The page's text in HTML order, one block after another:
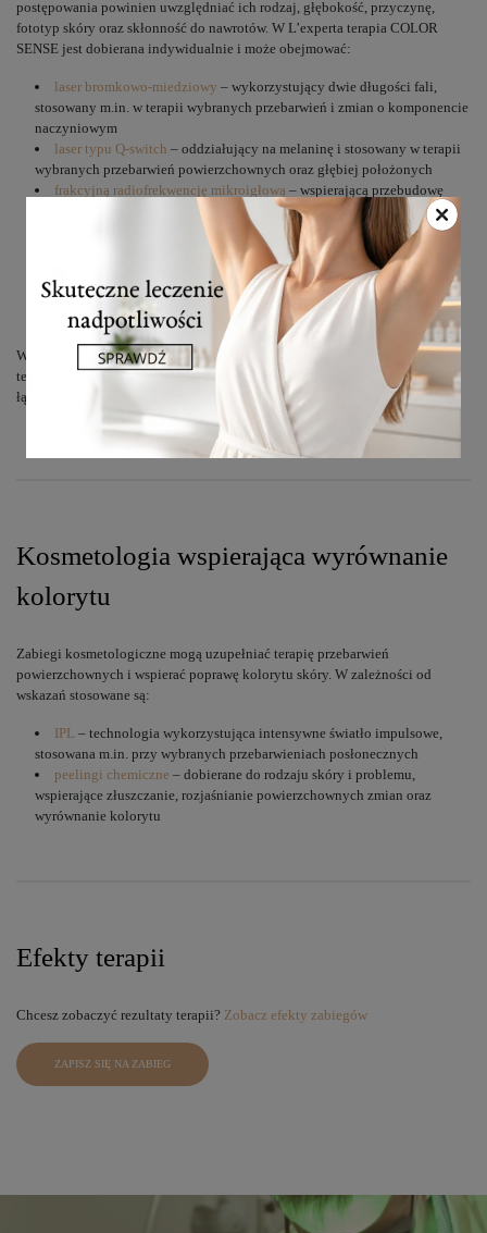
postępowania powinien uwzględniać ich rodzaj, głębokość, przyczynę,
fototyp skóry oraz skłonność do nawrotów. W L’experta terapia COLOR
SENSE jest dobierana indywidualnie i może obejmować:
laser bromkowo-miedziowy – wykorzystujący dwie długości fali,
stosowany m.in. w terapii wybranych przebarwień i zmian o komponencie
naczyniowym
laser typu Q-switch – oddziałujący na melaninę i stosowany w terapii
wybranych przebarwień powierzchownych oraz głębiej położonych
frakcyjną radiofrekwencję mikroigłową – wspierającą przebudowę
skóry i wykorzystywaną w wybranych terapiach skojarzonych
laser neodymowo-yagowy
– stosowany w przypadku wybranych,
głębiej położonych zmian barwnikowych
– stosowany m.in. przy niektórych
przebarwieniach posłonecznych i zmianach zawierających melaninę
peelingi medyczne, np.Perfect Derma Peel– wspierające złuszczanie
naskórka, wyrównanie kolorytu i terapię powierzchownych przebarwień
W przypadku melasmy i innych zmian o dużej skłonności do nawrotów
terapia zwykle wymaga czasu, regularnej ochrony przeciwsłonecznej oraz
łączenia kilku metod.
Kosmetologia wspierająca wyrównanie
kolorytu
Zabiegi kosmetologiczne mogą uzupełniać terapię przebarwień
powierzchownych i wspierać poprawę kolorytu skóry. W zależności od
wskazań stosowane są:
IPL – technologia wykorzystująca intensywne światło impulsowe,
stosowana m.in. przy wybranych przebarwieniach posłonecznych
peelingi chemiczne – dobierane do rodzaju skóry i problemu,
wspierające złuszczanie, rozjaśnianie powierzchownych zmian oraz
wyrównanie kolorytu
Efekty terapii
Chcesz zobaczyć rezultaty terapii? Zobacz efekty zabiegów
ZAPISZ SIĘ NA ZABIEG